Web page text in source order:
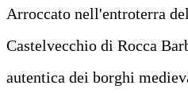
Arroccato nell'entroterra
Castelvecchio di Rocca
autentica dei borghi